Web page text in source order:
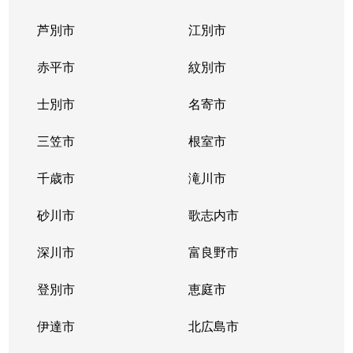
芦別市 江別市
赤平市 紋別市
士別市 名寄市
三笠市 根室市
千歳市 滝川市
砂川市 歌志内市
深川市 富良野市
登別市 恵庭市
伊達市 北広島市